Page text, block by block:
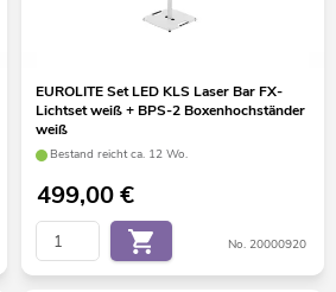
EUROLITE Set LED KLS Laser Bar FX-
Lichtset weiß + BPS-2 Boxenhochständer
weiß
Bestand reicht ca. 12 Wo.
499,00€
No. 20000920